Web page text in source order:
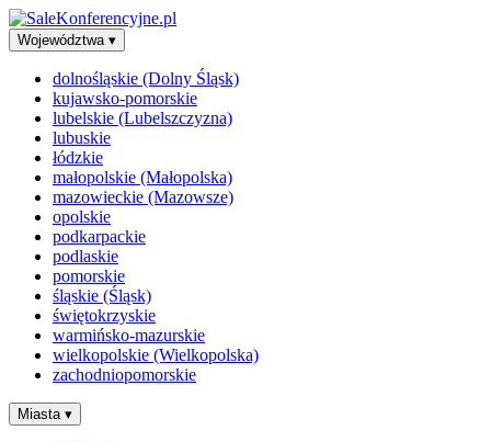
Województwa ▾
dolnośląskie (Dolny Śląsk)
kujawsko-pomorskie
lubelskie (Lubelszczyzna)
lubuskie
łódzkie
małopolskie (Małopolska)
mazowieckie (Mazowsze)
opolskie
podkarpackie
podlaskie
pomorskie
śląskie (Śląsk)
świętokrzyskie
warmińsko-mazurskie
wielkopolskie (Wielkopolska)
zachodniopomorskie
Miasta ▾